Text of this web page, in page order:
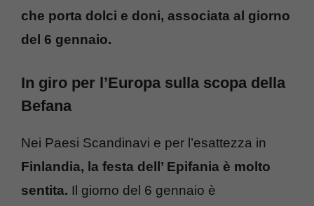
che porta dolci e doni, associata al giorno
del 6 gennaio.
In giro per l’Europa sulla scopa della
Befana
Nei Paesi Scandinavi e per l’esattezza in
Finlandia, la festa dell’ Epifania è molto
sentita. Il giorno del 6 gennaio è